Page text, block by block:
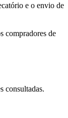
e o envio de
compradores de
consultadas.